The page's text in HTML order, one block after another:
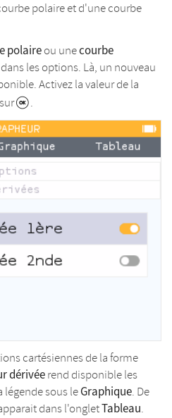
polaire et d'une courbe
polaireou unecourbe
les options. Là, un nouveau
Activez la valeur de la
.
cartésiennes de la forme
dérivéerend disponible les
légende sous leGraphique. De
dans l'ongletTableau.